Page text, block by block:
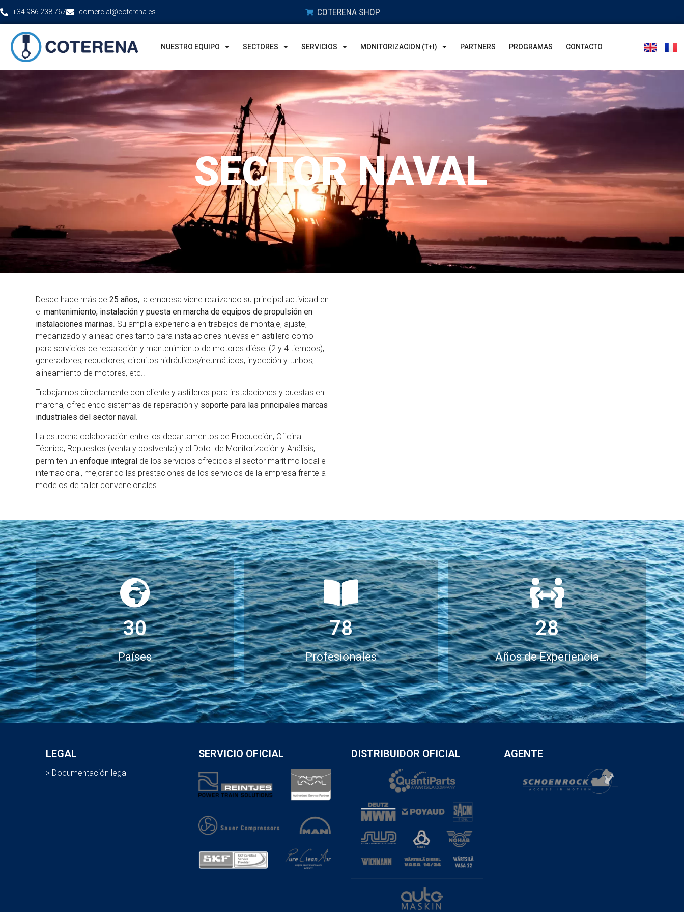
+34 986 238 767 comercial@coterena.es COTERENA SHOP
NUESTRO EQUIPO SECTORES SERVICIOS MONITORIZACION (T+I) PARTNERS PROGRAMAS CONTACTO
SECTOR NAVAL
Desde hace más de 25 años, la empresa viene realizando su principal actividad en
el mantenimiento, instalación y puesta en marcha de equipos de propulsión en
instalaciones marinas. Su amplia experiencia en trabajos de montaje, ajuste,
mecanizado y alineaciones tanto para instalaciones nuevas en astillero como
para servicios de reparación y mantenimiento de motores diésel (2 y 4 tiempos),
generadores, reductores, circuitos hidráulicos/neumáticos, inyección y turbos,
alineamiento de motores, etc..
Trabajamos directamente con cliente y astilleros para instalaciones y puestas en
marcha, ofreciendo sistemas de reparación y soporte para las principales marcas
industriales del sector naval
La estrecha colaboración entre los departamentos de Producción, Oficina
Técnica, Repuestos (venta y postventa) y el Dpto. de Monitorización y Análisis,
permiten un enfoque integral de los servicios ofrecidos al sector marítimo local e
internacional, mejorando las prestaciones de los servicios de la empresa frente a
modelos de taller convencionales.
30
Países
78
Profesionales
28
Años de Experiencia
LEGAL
> Documentación legal
SERVICIO OFICIAL DISTRIBUIDOR OFICIAL AGENTE